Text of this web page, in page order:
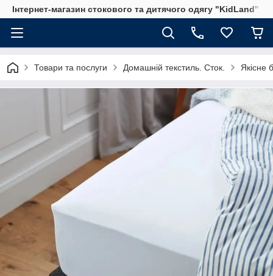
Інтернет-магазин стокового та дитячого одягу "KidLand"
Товари та послуги Домашній текстиль. Сток. Якісне